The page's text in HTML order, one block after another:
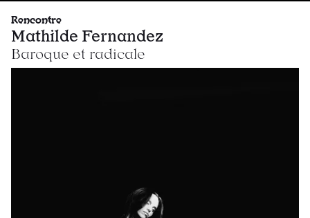
Rencontre
Mathilde Fernandez
Baroque et radicale